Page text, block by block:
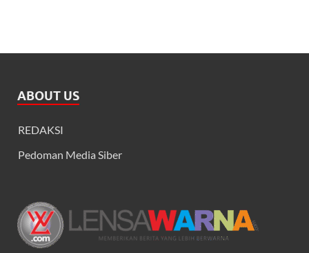
ABOUT US
REDAKSI
Pedoman Media Siber